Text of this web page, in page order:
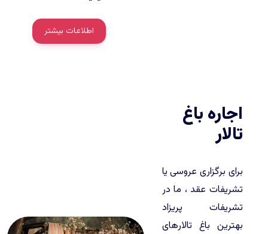
اطلاعات بیشتر
اجاره باغ
تالار
برای برگزاری عروسی یا
تشریفات عقد ، ما در
تشریفات پریزاد
بهترین باغ تالارهای